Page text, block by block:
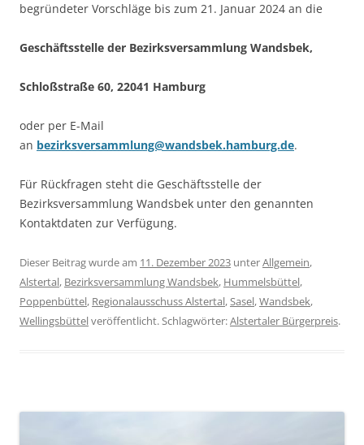
begründeter Vorschläge bis zum 21. Januar 2024 an die
Geschäftsstelle der Bezirksversammlung Wandsbek,
Schloßstraße 60, 22041 Hamburg
oder per E-Mail
an bezirksversammlung@wandsbek.hamburg.de.
Für Rückfragen steht die Geschäftsstelle der
Bezirksversammlung Wandsbek unter den genannten
Kontaktdaten zur Verfügung.
Dieser Beitrag wurde am 11. Dezember 2023 unterAllgemein,
Alstertal, Bezirksversammlung Wandsbek, Hummelsbüttel,
Poppenbüttel, Regionalausschuss Alstertal,Sasel,Wandsbek,
Wellingsbüttelveröffentlicht. Schlagwörter:Alstertaler Bürgerpreis.